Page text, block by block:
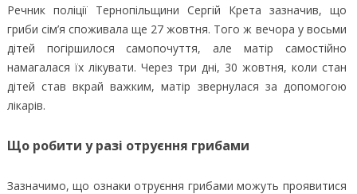
Речник поліції Тернопільщини Сергій Крета зазначив, що
гриби сім’я споживала ще 27 жовтня. Того ж вечора у восьми
дітей погіршилося самопочуття, але матір самостійно
намагалася їх лікувати. Через три дні, 30 жовтня, коли стан
дітей став вкрай важким, матір звернулася за допомогою
лікарів.
Що робити у разі отруєння грибами
Зазначимо, що ознаки отруєння грибами можуть проявитися